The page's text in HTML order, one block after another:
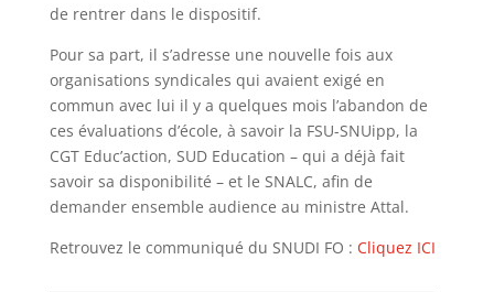
de rentrer dans le dispositif.
Pour sa part, il s’adresse une nouvelle fois aux
organisations syndicales qui avaient exigé en
commun avec lui il y a quelques mois l’abandon de
ces évaluations d’école, à savoir la FSU-SNUipp, la
CGT Educ’action, SUD Education – qui a déjà fait
savoir sa disponibilité – et le SNALC, afin de
demander ensemble audience au ministre Attal.
Retrouvez le communiqué du SNUDI FO : Cliquez ICI